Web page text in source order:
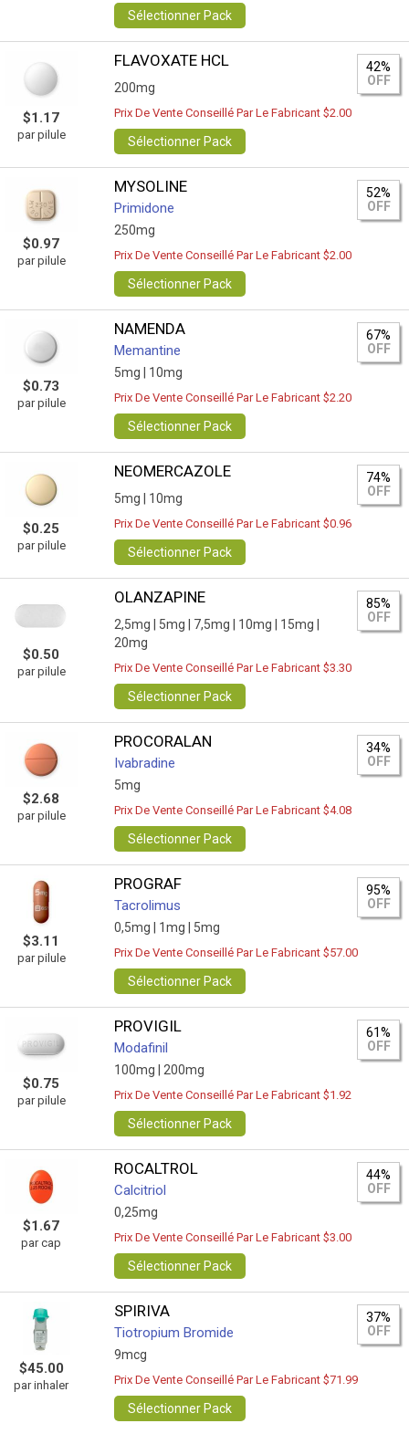
Sélectionner Pack
$1.17
par pilule
FLAVOXATE HCL
200mg
42%
OFF
Prix De Vente Conseillé Par Le Fabricant $2.00
Sélectionner Pack
$0.97
par pilule
MYSOLINE
Primidone
250mg
52%
OFF
Prix De Vente Conseillé Par Le Fabricant $2.00
Sélectionner Pack
$0.73
par pilule
NAMENDA
Memantine
5mg | 10mg
67%
OFF
Prix De Vente Conseillé Par Le Fabricant $2.20
Sélectionner Pack
$0.25
par pilule
NEOMERCAZOLE
5mg | 10mg
74%
OFF
Prix De Vente Conseillé Par Le Fabricant $0.96
Sélectionner Pack
$0.50
par pilule
OLANZAPINE
2,5mg | 5mg | 7,5mg | 10mg |
15mg |
20mg
85%
OFF
Prix De Vente Conseillé Par Le Fabricant $3.30
Sélectionner Pack
$2.68
par pilule
PROCORALAN
Ivabradine
5mg
34%
OFF
Prix De Vente Conseillé Par Le Fabricant $4.08
Sélectionner Pack
$3.11
par pilule
PROGRAF
Tacrolimus
0,5mg | 1mg | 5mg
95%
OFF
Prix De Vente Conseillé Par Le Fabricant $57.00
Sélectionner Pack
$0.75
par pilule
PROVIGIL
Modafinil
100mg | 200mg
61%
OFF
Prix De Vente Conseillé Par Le Fabricant $1.92
Sélectionner Pack
$1.67
par cap
ROCALTROL
Calcitriol
0,25mg
44%
OFF
Prix De Vente Conseillé Par Le Fabricant $3.00
Sélectionner Pack
$45.00
par inhaler
SPIRIVA
Tiotropium Bromide
9mcg
37%
OFF
Prix De Vente Conseillé Par Le Fabricant $71.99
Sélectionner Pack